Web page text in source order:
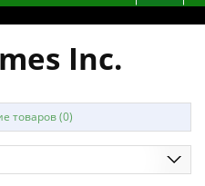
Inc.
товаров (0)